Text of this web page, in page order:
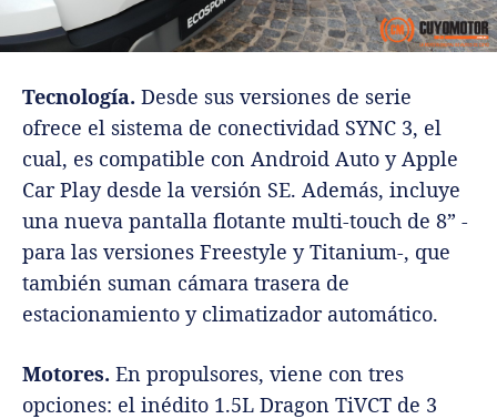
Tecnología. Desde sus versiones de serie
ofrece el sistema de conectividad SYNC 3, el
cual, es compatible con Android Auto y Apple
Car Play desde la versión SE. Además, incluye
una nueva pantalla flotante multi-touch de 8” -
para las versiones Freestyle y Titanium-, que
también suman cámara trasera de
estacionamiento y climatizador automático.
Motores. En propulsores, viene con tres
opciones: el inédito 1.5L Dragon TiVCT de 3